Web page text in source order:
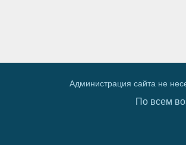
Администрация сайта не
По всем